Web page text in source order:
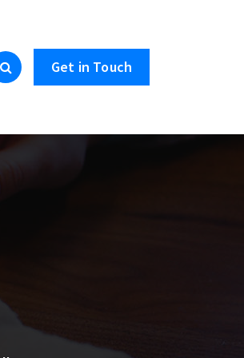
Get in Touch